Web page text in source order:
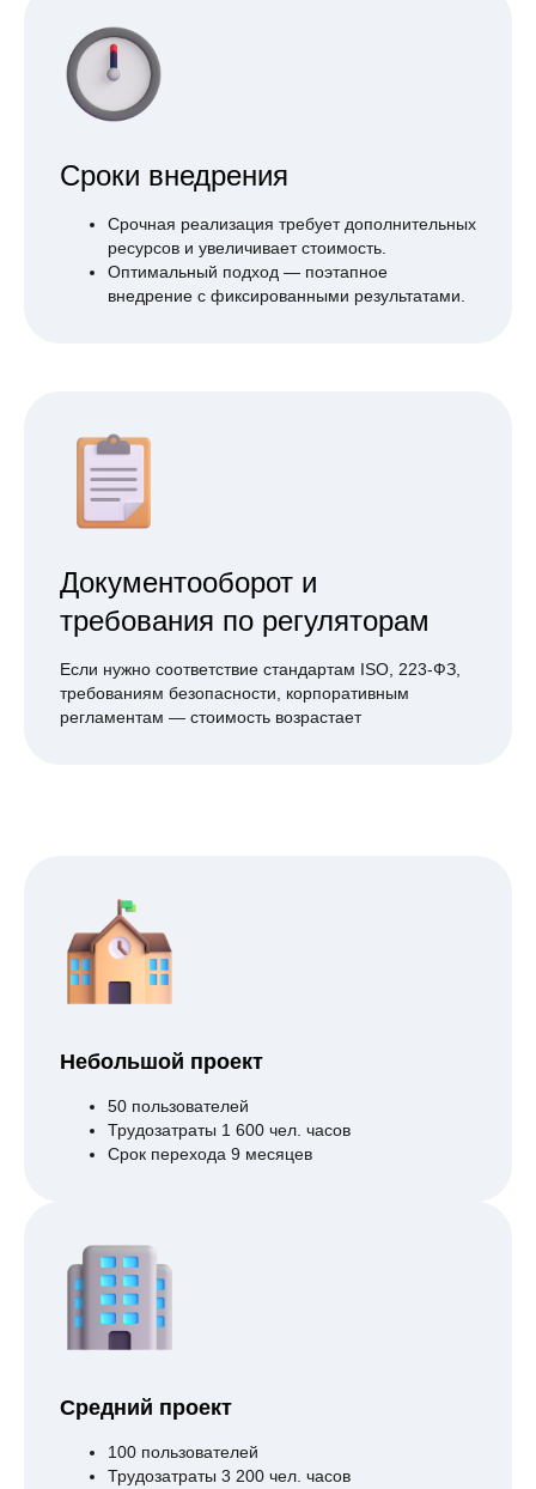
Сроки внедрения
Срочная реализация требует дополнительных
ресурсов и увеличивает стоимость.
Оптимальный подход — поэтапное
внедрение с фиксированными результатами.
Документооборот и
требования по регуляторам
Если нужно соответствие стандартам ISO, 223-ФЗ,
требованиям безопасности, корпоративным
регламентам — стоимость возрастает
Небольшой проект
50 пользователей
Трудозатраты 1 600 чел. часов
Срок перехода 9 месяцев
Средний проект
100 пользователей
Трудозатраты 3 200 чел. часов